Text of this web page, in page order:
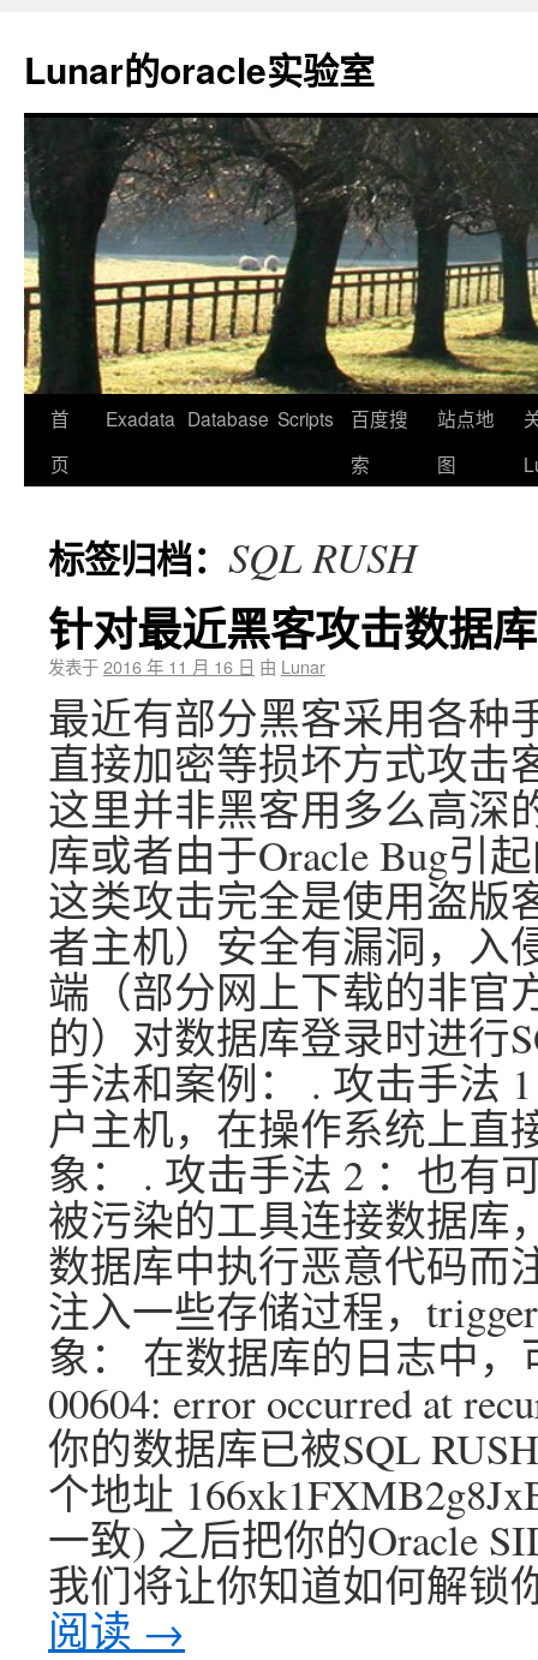
Lunar的oracle实验室
首
页
Exadata Database Scripts
百度搜
索
站点地
图
标签归档： SQL RUSH
针对最近黑客攻击数据
发表于2016 年 11 月 16 日 由 Lunar
最近有部分黑客采用各种
直接加密等损坏方式攻击
这里并非黑客用多么高深
库或者由于Oracle Bug引
这类攻击完全是使用盗版
者主机）安全有漏洞，入
端（部分网上下载的非官
的）对数据库登录时进行
手法和案例： . 攻击手法
户主机，在操作系统上直
象： . 攻击手法 2 ：也有
被污染的工具连接数据库
数据库中执行恶意代码而
注入一些存储过程，
象： 在数据库的日志中
00604: error occurred at
你的数据库已被SQL
个地址
一致) 之后把你的Oracle
我们将让你知道如何解
阅读 →